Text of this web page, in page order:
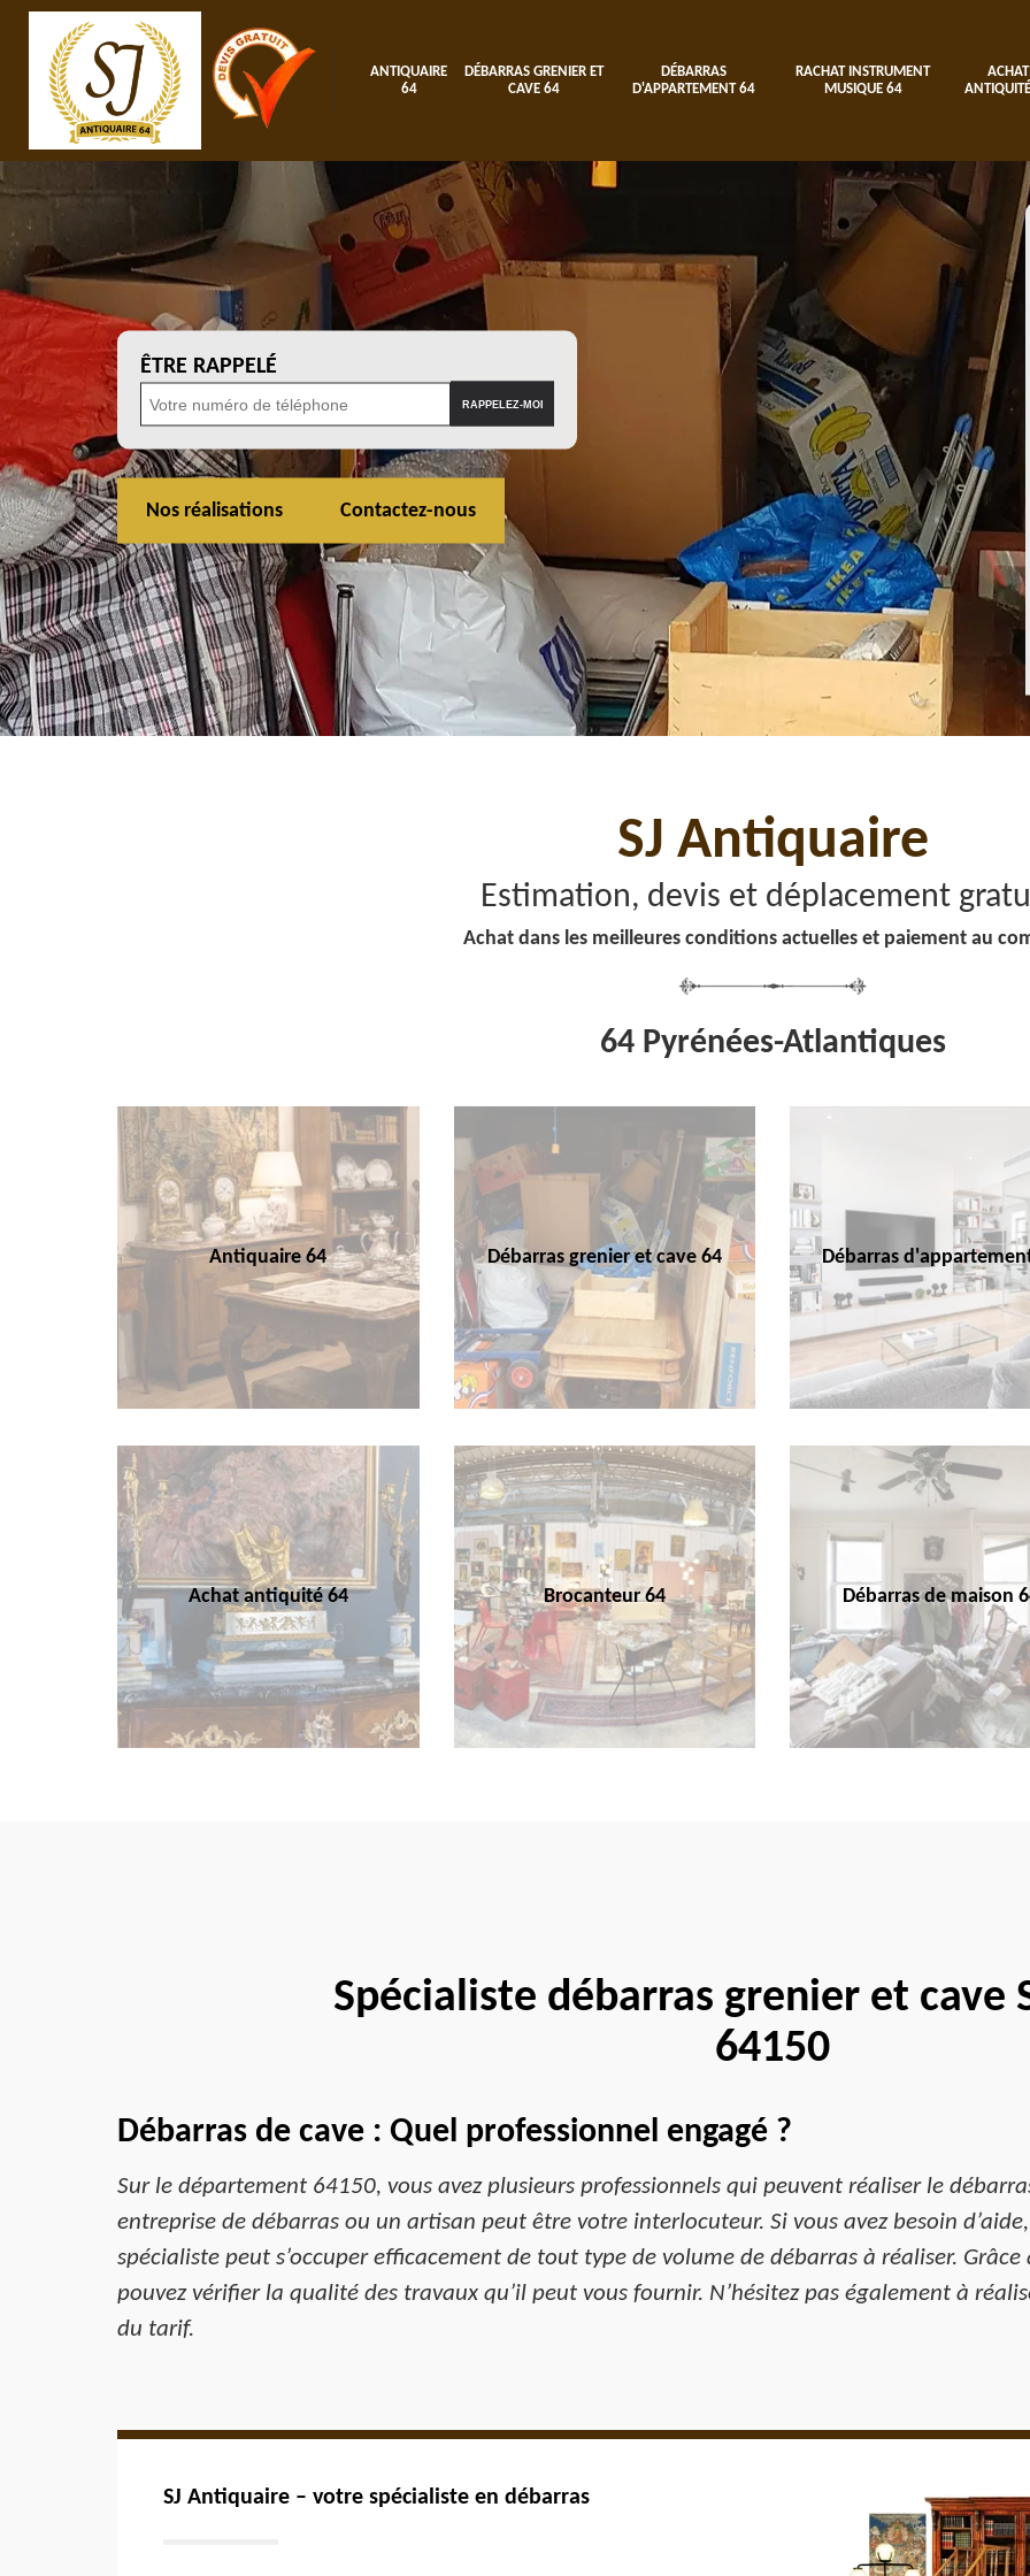
ANTIQUAIRE
64
DÉBARRAS GRENIER ET
CAVE 64
DÉBARRAS
D'APPARTEMENT 64
RACHAT INSTRUMENT
MUSIQUE 64
ACHAT
ÊTRE RAPPELÉ
Nos réalisations Contactez-nous
SJ Antiquaire
Estimation, devis et déplacement
Achat dans les meilleures conditions actuelles et paiement au
64 Pyrénées-Atlantiques
Antiquaire 64 Débarras grenier et cave 64 Débarras
Achat antiquité 64 Brocanteur 64 Débarras de maison
Spécialiste débarras grenier et cave
64150
Débarras de cave : Quel professionnel engagé ?
Sur le département 64150, vous avez plusieurs professionnels qui peuvent réaliser le
entreprise de débarras ou un artisan peut être votre interlocuteur. Si vous avez besoin
spécialiste peut s’occuper efficacement de tout type de volume de débarras à réaliser.
pouvez vérifier la qualité des travaux qu’il peut vous fournir. N’hésitez pas également à
du tarif.
SJ Antiquaire – votre spécialiste en débarras